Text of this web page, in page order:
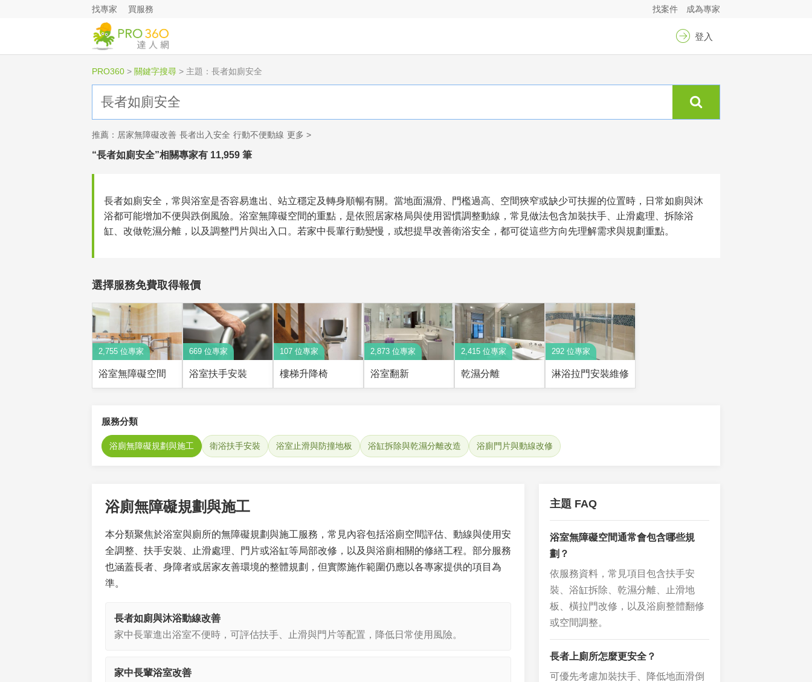
找專家 買服務 成為專家
找案件
登入
PRO360 > 關鍵字搜尋 > 主題：長者如廁安全
推薦： 居家無障礙改善 長者出入安全 行動不便動線 更多 >
“長者如廁安全”相關專家有 11,959 筆
長者如廁安全，常與浴室是否容易進出、站立穩定及轉身順暢有關。當地面濕滑、門檻過高、空間狹窄或缺少可扶握的位置時，日常如廁與沐
浴都可能增加不便與跌倒風險。浴室無障礙空間的重點，是依照居家格局與使用習慣調整動線，常見做法包含加裝扶手、止滑處理、拆除浴
缸、改做乾濕分離，以及調整門片與出入口。若家中長輩行動變慢，或想提早改善衛浴安全，都可從這些方向先理解需求與規劃重點。
選擇服務免費取得報價
2,755 位專家
浴室無障礙空間
669 位專家
浴室扶手安裝
107 位專家
樓梯升降椅
2,873 位專家
浴室翻新
2,415 位專家
乾濕分離
292 位專家
淋浴拉門安裝維修
服務分類
浴廁無障礙規劃與施工 衛浴扶手安裝 浴室止滑與防撞地板 浴缸拆除與乾濕分離改造 浴廁門片與動線改修
浴廁無障礙規劃與施工
本分類聚焦於浴室與廁所的無障礙規劃與施工服務，常見內容包括浴廁空間評估、動線與使用安
全調整、扶手安裝、止滑處理、門片或浴缸等局部改修，以及與浴廁相關的修繕工程。部分服務
也涵蓋長者、身障者或居家友善環境的整體規劃，但實際施作範圍仍應以各專家提供的項目為
準。
長者如廁與沐浴動線改善
家中長輩進出浴室不便時，可評估扶手、止滑與門片等配置，降低日常使用風險。
家中長輩浴室改善
主題 FAQ
浴室無障礙空間通常會包含哪些規
劃？
依服務資料，常見項目包含扶手安
裝、浴缸拆除、乾濕分離、止滑地
板、橫拉門改修，以及浴廁整體翻修
或空間調整。
長者上廁所怎麼更安全？
可優先考慮加裝扶手、降低地面滑倒